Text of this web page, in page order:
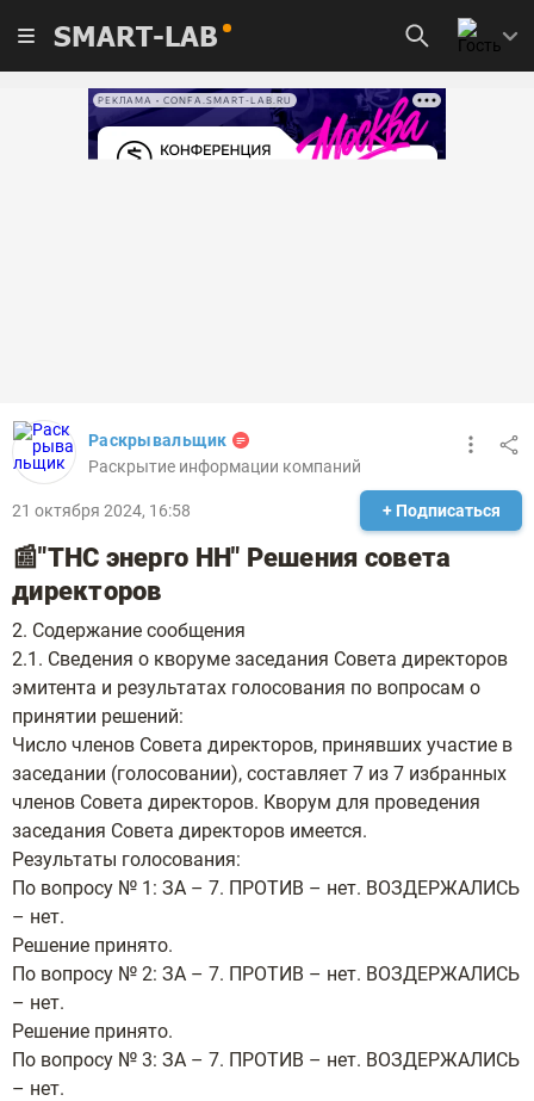
SMART-LAB
РЕКЛАМА • CONFA.SMART-LAB.RU
Раскрывальщик
Раскрытие информации компаний
21 октября 2024, 16:58 + Подписаться
📰"ТНС энерго НН" Решения совета
директоров
2. Содержание сообщения
2.1. Сведения о кворуме заседания Совета директоров
эмитента и результатах голосования по вопросам о
принятии решений:
Число членов Совета директоров, принявших участие в
заседании (голосовании), составляет 7 из 7 избранных
членов Совета директоров. Кворум для проведения
заседания Совета директоров имеется.
Результаты голосования:
По вопросу № 1: ЗА – 7. ПРОТИВ – нет. ВОЗДЕРЖАЛИСЬ
– нет.
Решение принято.
По вопросу № 2: ЗА – 7. ПРОТИВ – нет. ВОЗДЕРЖАЛИСЬ
– нет.
Решение принято.
По вопросу № 3: ЗА – 7. ПРОТИВ – нет. ВОЗДЕРЖАЛИСЬ
– нет.